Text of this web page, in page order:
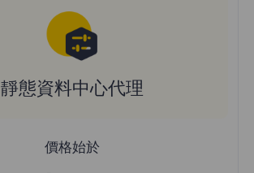
靜態資料中心代理
價格始於